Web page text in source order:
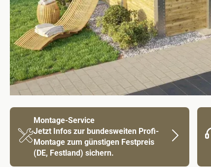
Montage-Service
Jetzt Infos zur bundesweiten Profi-
Montage zum günstigen Festpreis
(DE, Festland) sichern.